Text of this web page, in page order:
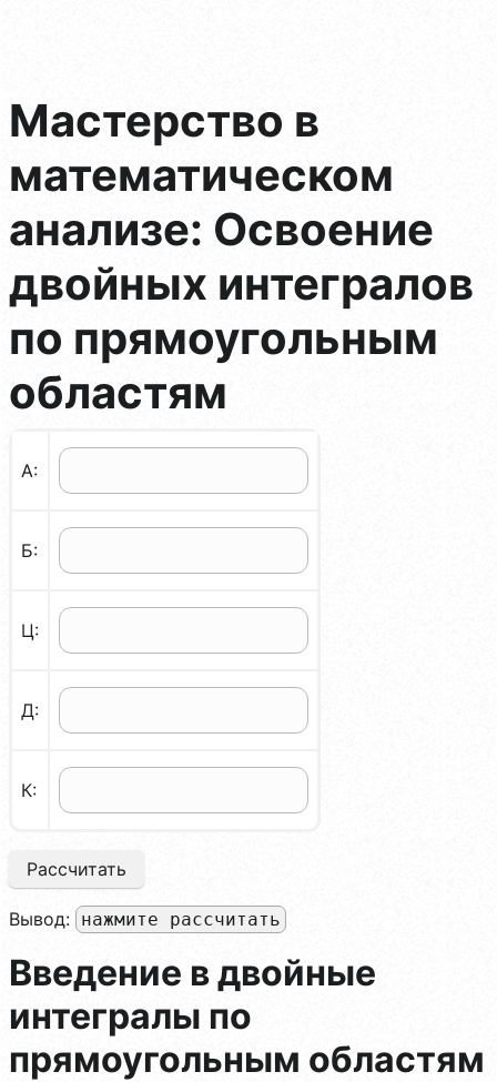
Мастерство в
математическом
анализе: Освоение
двойных интегралов
по прямоугольным
областям
А:
Б:
Ц:
Д:
К:
Рассчитать
Вывод: нажмите рассчитать
Введение в двойные
интегралы по
прямоугольным областям